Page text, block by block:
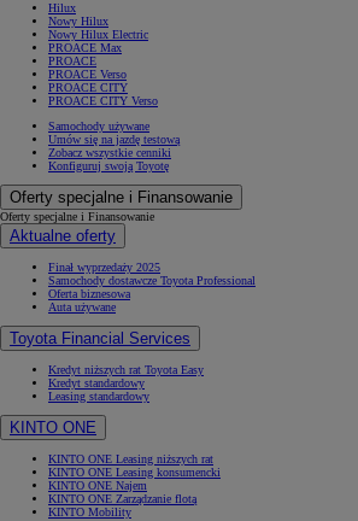
Hilux
Nowy Hilux
Nowy Hilux Electric
PROACE Max
PROACE
PROACE Verso
PROACE CITY
PROACE CITY Verso
Samochody używane
Umów się na jazdę testową
Zobacz wszystkie cenniki
Konfiguruj swoją Toyotę
Oferty specjalne i Finansowanie
Oferty specjalne i Finansowanie
Aktualne oferty
Finał wyprzedaży 2025
Samochody dostawcze Toyota Professional
Oferta biznesowa
Auta używane
Toyota Financial Services
Kredyt niższych rat Toyota Easy
Kredyt standardowy
Leasing standardowy
KINTO ONE
KINTO ONE Leasing niższych rat
KINTO ONE Leasing konsumencki
KINTO ONE Najem
KINTO ONE Zarządzanie flotą
KINTO Mobility